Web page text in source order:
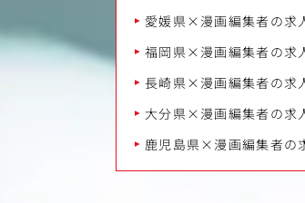
愛媛県×漫画編集者の求
福岡県×漫画編集者の求
長崎県×漫画編集者の求
大分県×漫画編集者の求
鹿児島県×漫画編集者の